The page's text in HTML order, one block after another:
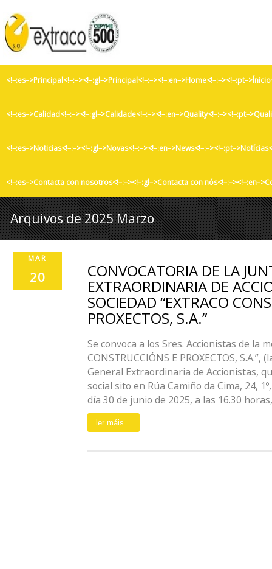
<!–:es–>Contacta con nosotros<!–:–><!–:gl–>Contacta con
Arquivos de 2025 Marzo
MAR
20 CONVOCATORIA DE LA
EXTRAORDINARIA DE
SOCIEDAD “EXTRACO
PROXECTOS, S.A.”
Se convoca a los Sres. Accionistas de la
CONSTRUCCIÓNS E PROXECTOS, S.A.”,
General Extraordinaria de Accionistas,
social sito en Rúa Camiño da Cima, 24,
día 30 de junio de 2025, a las 16.30
ler máis...